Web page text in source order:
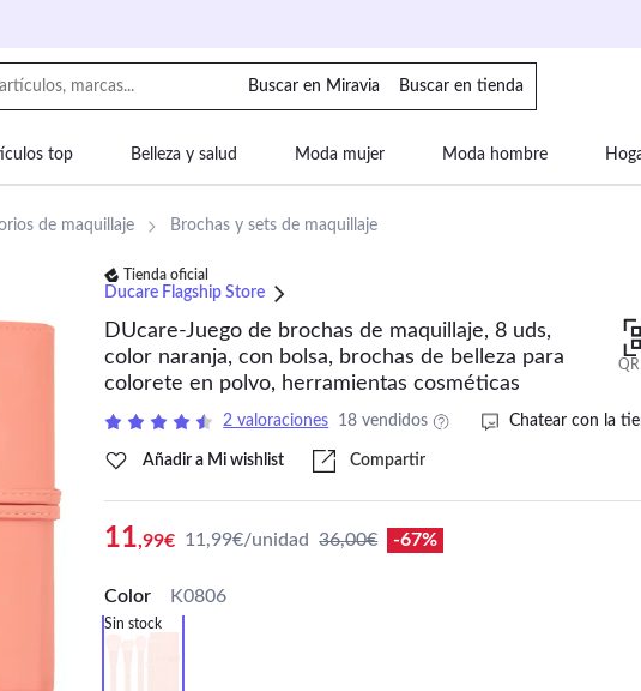
Buscar en Miravia Buscar en tienda
top Belleza y salud Moda mujer Moda hombre
Equipaje Mascotas
de maquillaje Brochas y sets de maquillaje
Tienda oficial
Ducare Flagship Store
DUcare-Juego de brochas de maquillaje, 8 uds,
color naranja, con bolsa, brochas de belleza para
colorete en polvo, herramientas cosméticas
2 valoraciones 18 vendidos Chatear con la
Añadir a Mi wishlist Compartir
11,99€ 11,99€/unidad 36,00€ -67%
Color K0806
Sin stock